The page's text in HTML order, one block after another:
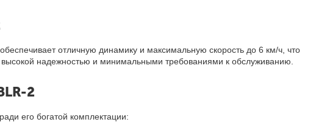
отличную динамику и максимальную скорость до 6 км/ч, что
высокой надежностью и минимальными требованиями к обслуживанию.
2
его богатой комплектации: